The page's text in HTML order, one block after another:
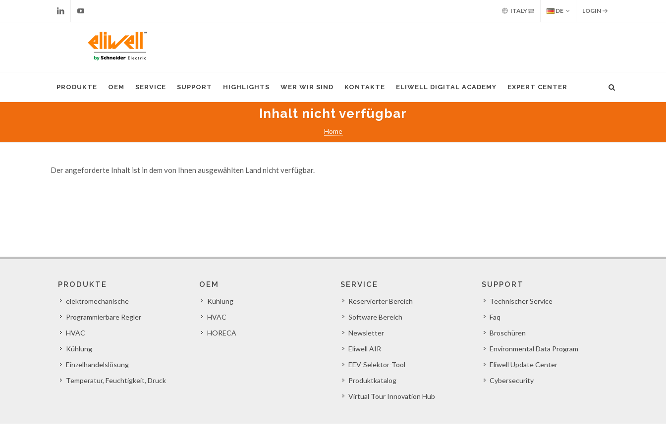
ITALY DE LOGIN
PRODUKTE OEM SERVICE SUPPORT HIGHLIGHTS WER WIR SIND KONTAKTE ELIWELL DIGITAL ACADEMY EXPERT CENTER
Inhalt nicht verfügbar
Home
Der angeforderte Inhalt ist in dem von Ihnen ausgewählten Land nicht verfügbar.
PRODUKTE
elektromechanische
Programmierbare Regler
HVAC
Kühlung
Einzelhandelslösung
Temperatur, Feuchtigkeit, Druck
OEM
Kühlung
HVAC
HORECA
SERVICE
Reservierter Bereich
Software Bereich
Newsletter
Eliwell AIR
EEV-Selektor-Tool
Produktkatalog
Virtual Tour Innovation Hub
SUPPORT
Technischer Service
Faq
Broschüren
Environmental Data Program
Eliwell Update Center
Cybersecurity